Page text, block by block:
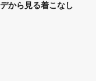
から見る着こなし